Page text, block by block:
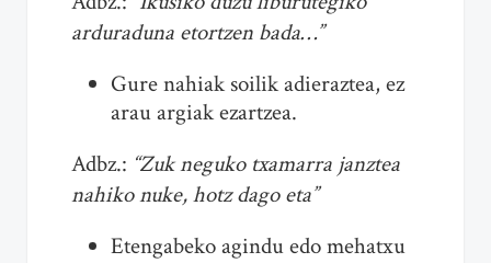
arduraduna etortzen bada…”
Gure nahiak soilik adieraztea, ez
arau argiak ezartzea.
Adbz.: “Zuk neguko txamarra janztea
nahiko nuke, hotz dago eta”
Etengabeko agindu edo mehatxu